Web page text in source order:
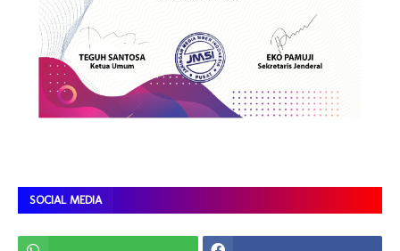
SOCIAL MEDIA